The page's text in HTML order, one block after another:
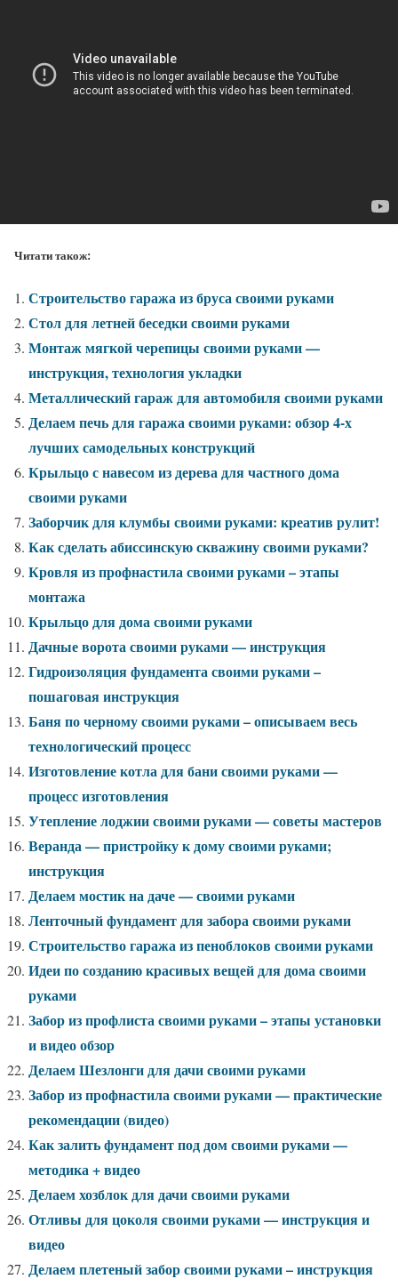
Читати також:
Строительство гаража из бруса своими руками
Стол для летней беседки своими руками
Монтаж мягкой черепицы своими руками —
инструкция, технология укладки
Металлический гараж для автомобиля своими руками
Делаем печь для гаража своими руками: обзор 4-х
лучших самодельных конструкций
Крыльцо с навесом из дерева для частного дома
своими руками
Заборчик для клумбы своими руками: креатив рулит!
Как сделать абиссинскую скважину своими руками?
Кровля из профнастила своими руками – этапы
монтажа
Крыльцо для дома своими руками
Дачные ворота своими руками — инструкция
Гидроизоляция фундамента своими руками –
пошаговая инструкция
Баня по черному своими руками – описываем весь
технологический процесс
Изготовление котла для бани своими руками —
процесс изготовления
Утепление лоджии своими руками — советы мастеров
Веранда — пристройку к дому своими руками;
инструкция
Делаем мостик на даче — своими руками
Ленточный фундамент для забора своими руками
Строительство гаража из пеноблоков своими руками
Идеи по созданию красивых вещей для дома своими
руками
Забор из профлиста своими руками – этапы установки
и видео обзор
Делаем Шезлонги для дачи своими руками
Забор из профнастила своими руками — практические
рекомендации (видео)
Как залить фундамент под дом своими руками —
методика + видео
Делаем хозблок для дачи своими руками
Отливы для цоколя своими руками — инструкция и
видео
Делаем плетеный забор своими руками – инструкция